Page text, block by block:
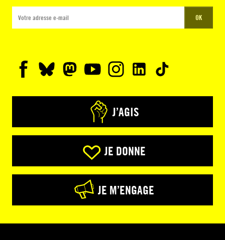
OK
J’AGIS
JE DONNE
JE M’ENGAGE